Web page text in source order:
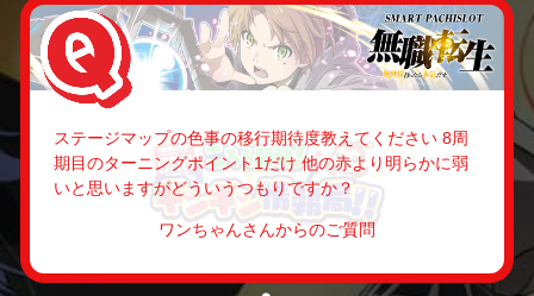
ステージマップの色事の移行期待度教えてください 8周
期目のターニングポイント1だけ 他の赤より明らかに弱
いと思いますがどういうつもりですか？
ワンちゃんさんからのご質問